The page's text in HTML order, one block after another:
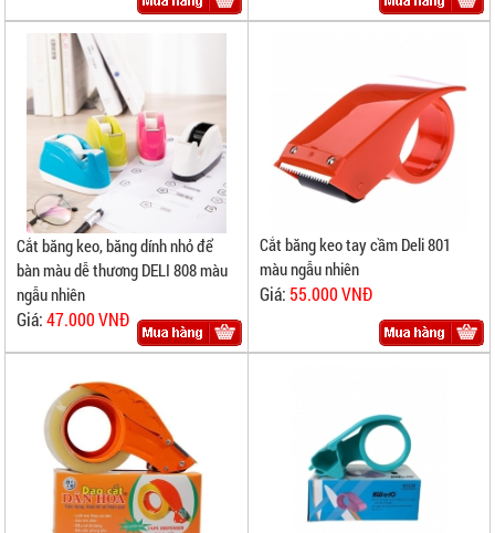
Cắt băng keo, băng dính nhỏ để
bàn màu dễ thương DELI 808 màu
ngẫu nhiên
Giá:47.000 VNĐ
Cắt băng keo tay cầm Deli 801
màu ngẫu nhiên
Giá: 55.000 VNĐ